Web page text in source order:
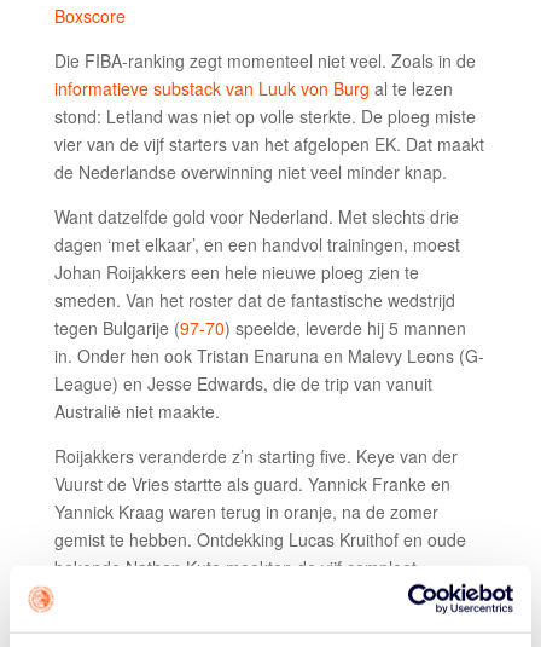
Boxscore
Die FIBA-ranking zegt momenteel niet veel. Zoals in de
informatieve substack van Luuk von Burg al te lezen
stond: Letland was niet op volle sterkte. De ploeg miste
vier van de vijf starters van het afgelopen EK. Dat maakt
de Nederlandse overwinning niet veel minder knap.
Want datzelfde gold voor Nederland. Met slechts drie
dagen ‘met elkaar’, en een handvol trainingen, moest
Johan Roijakkers een hele nieuwe ploeg zien te
smeden. Van het roster dat de fantastische wedstrijd
tegen Bulgarije (97-70) speelde, leverde hij 5 mannen
in. Onder hen ook Tristan Enaruna en Malevy Leons (G-
League) en Jesse Edwards, die de trip van vanuit
Australië niet maakte.
Roijakkers veranderde z’n starting five. Keye van der
Vuurst de Vries startte als guard. Yannick Franke en
Yannick Kraag waren terug in oranje, na de zomer
gemist te hebben. Ontdekking Lucas Kruithof en oude
bekende Nathan Kuta maakten de vijf compleet.
STERKE EERSTE HELFT